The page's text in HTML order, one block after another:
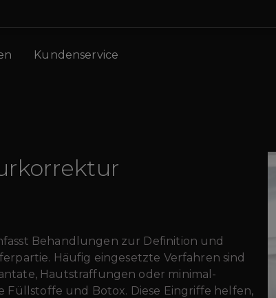
Kundenservice
Behandlungen zur Definition und
Häufig eingesetzte Verfahren sind
Hautstraffungen oder minimal-
Füllstoffe und Botox. Diese Eingriffe helfen,